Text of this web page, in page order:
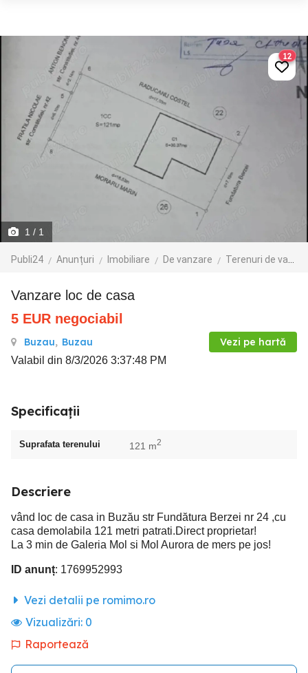
1 / 1
Publi24 Anunțuri Imobiliare De vanzare Terenuri de vanzare
12
vanzare loc de casa
5 EUR negociabil
Buzau, Buzau Vezi pe hartă
Valabil din 8/3/2026 3:37:48 PM
Specificații
Suprafata terenului 121 m2
Descriere
vând loc de casa in Buzău str Fundătura Berzei nr 24 ,cu
casa demolabila 121 metri patrati.Direct proprietar!
La 3 min de Galeria Mol si Mol Aurora de mers pe jos!
ID anunț: 1769952993
Vezi detalii pe romimo.ro
Vizualizări: 0
Raportează